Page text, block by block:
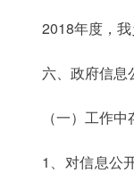
2018年度，我
六、政府信息
（一）工作
1、对信息公